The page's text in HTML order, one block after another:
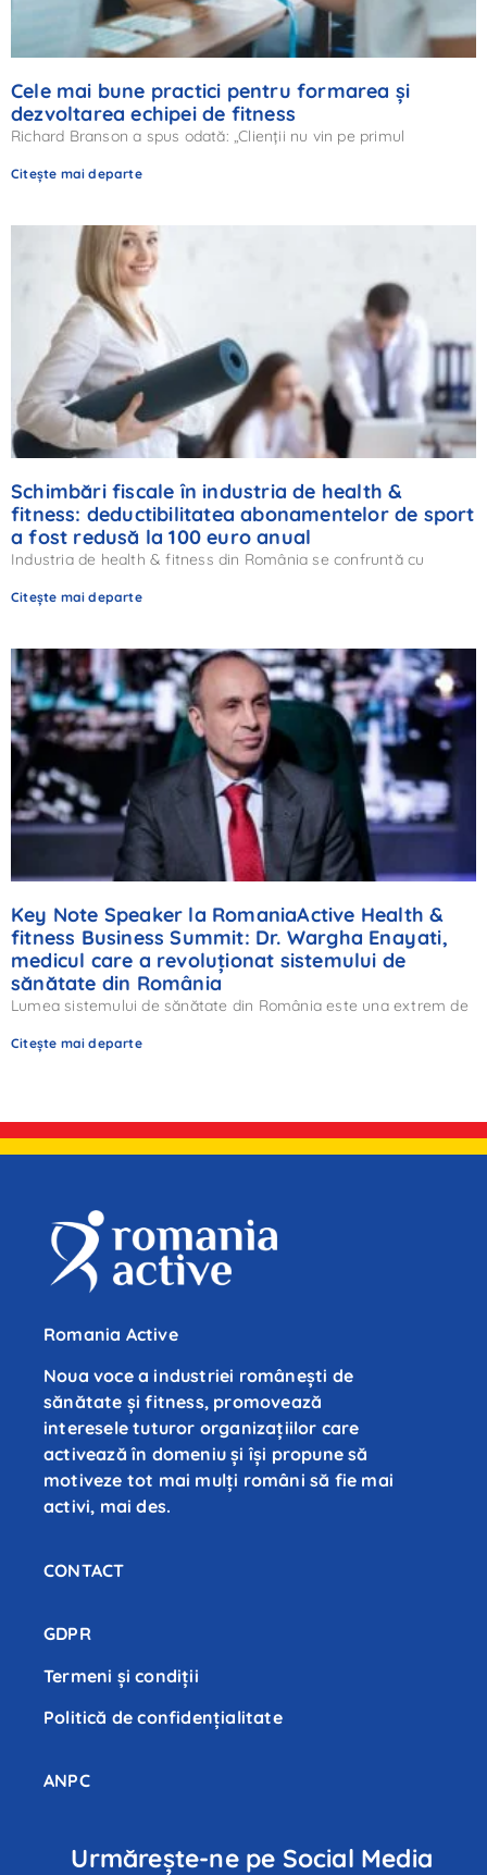
Cele mai bune practici pentru formarea și
dezvoltarea echipei de fitness
Richard Branson a spus odată: „Clienții nu vin pe primul
Citește mai departe
Schimbări fiscale în industria de health &
fitness: deductibilitatea abonamentelor de sport
a fost redusă la 100 euro anual
Industria de health & fitness din România se confruntă cu
Citește mai departe
Key Note Speaker la RomaniaActive Health &
fitness Business Summit: Dr. Wargha Enayati,
medicul care a revoluționat sistemului de
sănătate din România
Lumea sistemului de sănătate din România este una extrem de
Citește mai departe
Romania Active
Noua voce a industriei românești de
sănătate și fitness, promovează
interesele tuturor organizațiilor care
activează în domeniu și își propune să
motiveze tot mai mulți români să fie mai
activi, mai des.
CONTACT
GDPR
Termeni și condiții
Politică de confidenţialitate
ANPC
Urmărește-ne pe Social Media